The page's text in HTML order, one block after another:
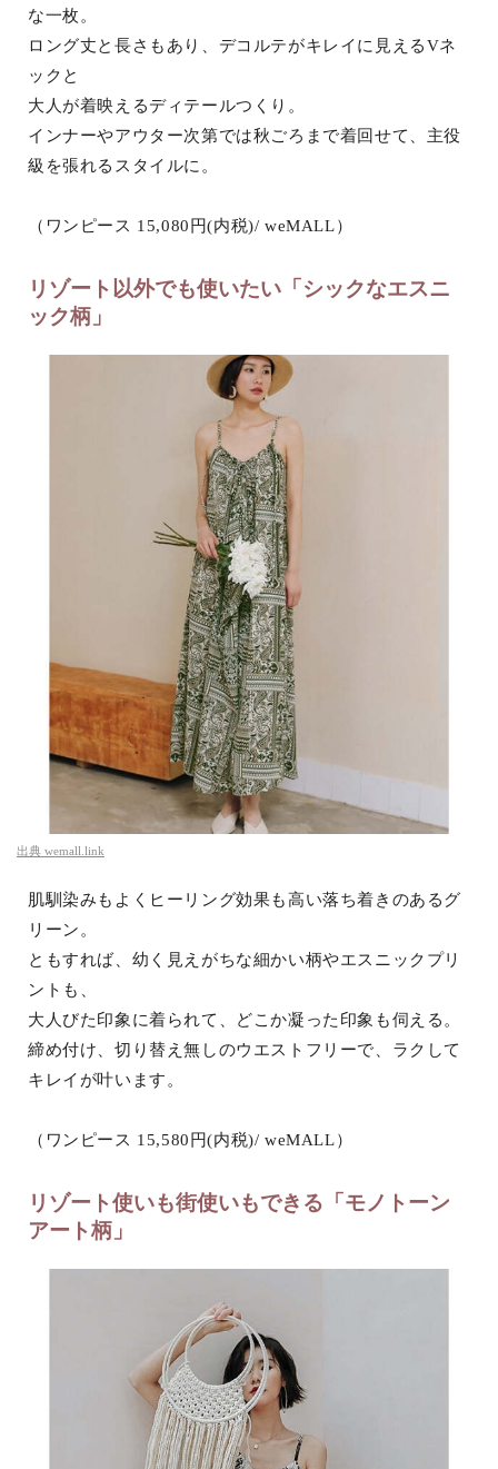
な一枚。
ロング丈と長さもあり、デコルテがキレイに見えるVネ
ックと
大人が着映えるディテールつくり。
インナーやアウター次第では秋ごろまで着回せて、主役
級を張れるスタイルに。
（ワンピース 15,080円(内税)/ weMALL）
リゾート以外でも使いたい「シックなエスニ
ック柄」
出典 wemall.link
肌馴染みもよくヒーリング効果も高い落ち着きのあるグ
リーン。
ともすれば、幼く見えがちな細かい柄やエスニックプリ
ントも、
大人びた印象に着られて、どこか凝った印象も伺える。
締め付け、切り替え無しのウエストフリーで、ラクして
キレイが叶います。
（ワンピース 15,580円(内税)/ weMALL）
リゾート使いも街使いもできる「モノトーン
アート柄」